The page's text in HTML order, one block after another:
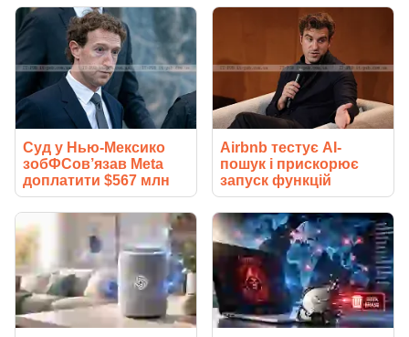
Суд у Нью-Мексико
зобФСов’язав Meta
доплатити $567 млн
Airbnb тестує AI-
пошук і прискорює
запуск функцій